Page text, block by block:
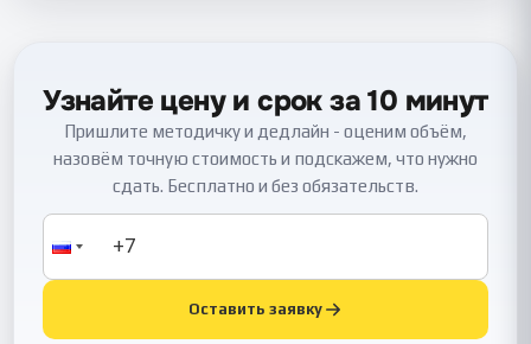
Узнайте цену и срок за 10 минут
Пришлите методичку и дедлайн - оценим объём,
назовём точную стоимость и подскажем, что нужно
сдать. Бесплатно и без обязательств.
Оставить заявку